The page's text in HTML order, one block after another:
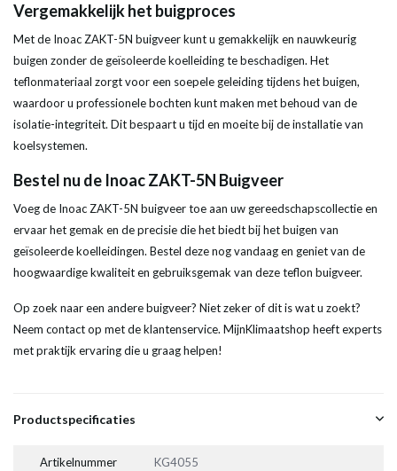
Vergemakkelijk het buigproces
Met de Inoac ZAKT-5N buigveer kunt u gemakkelijk en nauwkeurig
buigen zonder de geïsoleerde koelleiding te beschadigen. Het
teflonmateriaal zorgt voor een soepele geleiding tijdens het buigen,
waardoor u professionele bochten kunt maken met behoud van de
isolatie-integriteit. Dit bespaart u tijd en moeite bij de installatie van
koelsystemen.
Bestel nu de Inoac ZAKT-5N Buigveer
Voeg de Inoac ZAKT-5N buigveer toe aan uw gereedschapscollectie en
ervaar het gemak en de precisie die het biedt bij het buigen van
geïsoleerde koelleidingen. Bestel deze nog vandaag en geniet van de
hoogwaardige kwaliteit en gebruiksgemak van deze teflon buigveer.
Op zoek naar een andere buigveer? Niet zeker of dit is wat u zoekt?
Neem contact op met de klantenservice. MijnKlimaatshop heeft experts
met praktijk ervaring die u graag helpen!
Productspecificaties
Artikelnummer KG4055